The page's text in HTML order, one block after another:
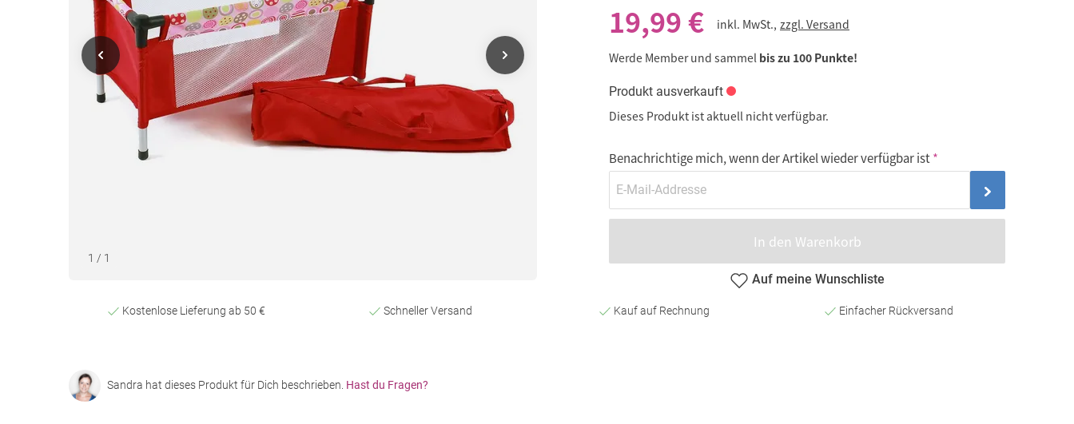
1 / 1
19,99 €
inkl. MwSt., zzgl. Versand
Werde Member und sammel bis zu 100 Punkte!
Produkt ausverkauft
Dieses Produkt ist aktuell nicht verfügbar.
Benachrichtige mich, wenn der Artikel wieder verfügbar ist
In den Warenkorb
Auf meine Wunschliste
Kostenlose Lieferung ab 50 € Schneller Versand Kauf auf Rechnung Einfacher Rückversand
Sandra hat dieses Produkt für Dich beschrieben. Hast du Fragen?